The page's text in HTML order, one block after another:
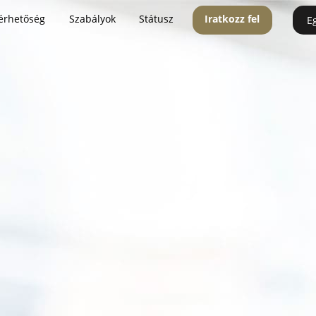
Szabályok Státusz Iratkozz fel